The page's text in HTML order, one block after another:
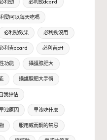
利勁 必利勁dcard
勁可以每天吃嗎
必利勁效果 必利勁沒用
利吉dcard 必利吉ptt
功能 攝護腺肥大
攝護腺肥大手術
我評估
洩原因 早洩吃什麼
服用威而鋼的禁忌